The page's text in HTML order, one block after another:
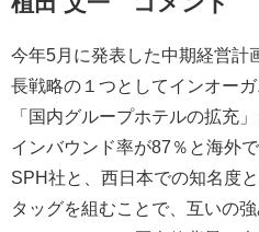
今年5月に発表した中期経営計
長戦略の１つとしてインオー
「国内グループホテルの拡充
インバウンド率が87％と海外
SPH社と、西日本での知名度
タッグを組むことで、互いの